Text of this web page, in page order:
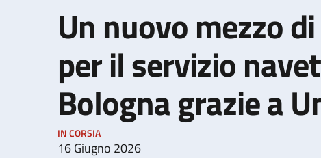
Un nuovo mezzo
per il servizio
Bologna grazie a
IN CORSIA
16 Giugno 2026